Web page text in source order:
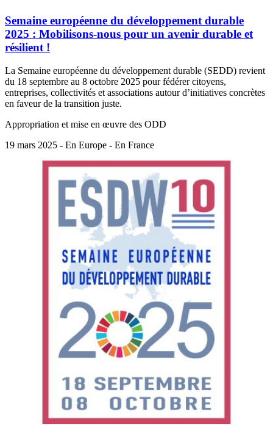
Semaine européenne du développement durable
2025 : Mobilisons-nous pour un avenir durable et
résilient !
La Semaine européenne du développement durable (SEDD) revient
du 18 septembre au 8 octobre 2025 pour fédérer citoyens,
entreprises, collectivités et associations autour d’initiatives concrètes
en faveur de la transition juste.
Appropriation et mise en œuvre des ODD
19 mars 2025 - En Europe - En France